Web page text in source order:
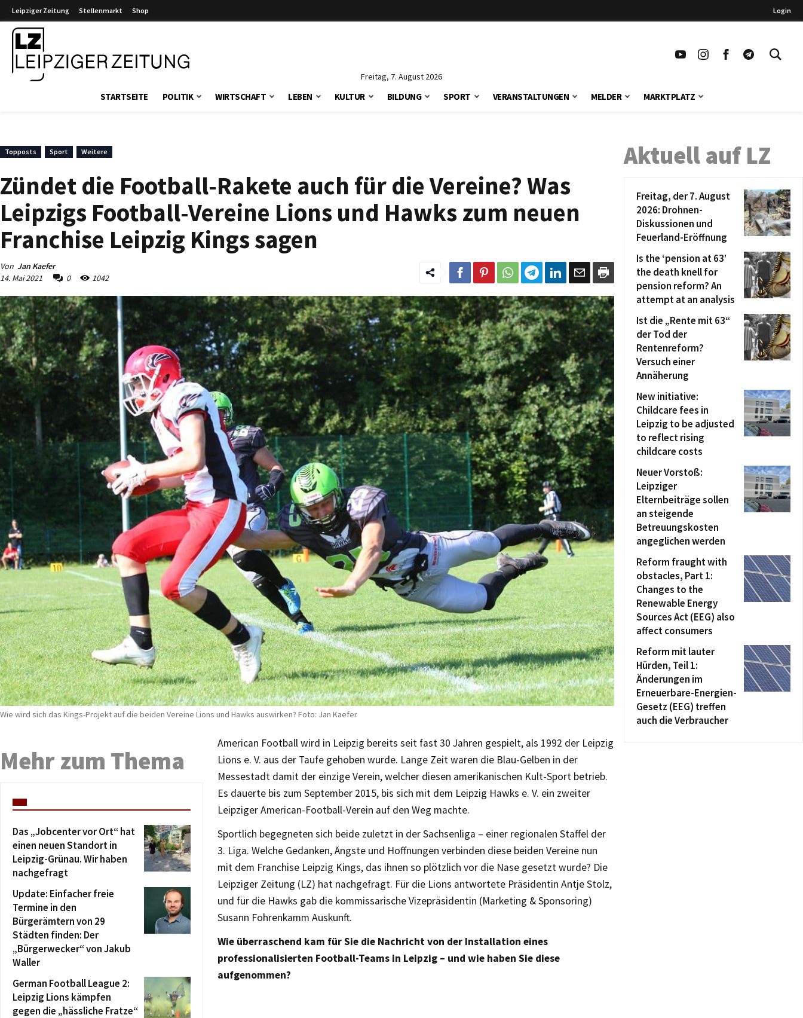
Leipziger Zeitung Stellenmarkt Shop Login
Freitag, 7. August 2026
STARTSEITE POLITIK WIRTSCHAFT LEBEN KULTUR BILDUNG SPORT VERANSTALTUNGEN MELDER MARKTPLATZ
Topposts Sport Weitere
Zündet die Football-Rakete auch für die Vereine? Was
Leipzigs Football-Vereine Lions und Hawks zum neuen
Franchise Leipzig Kings sagen
Von Jan Kaefer
14. Mai 2021
0 1042
Wie wird sich das Kings-Projekt auf die beiden Vereine Lions und Hawks auswirken? Foto: Jan Kaefer
American Football wird in Leipzig bereits seit fast 30 Jahren gespielt, als 1992 der Leipzig
Lions e. V. aus der Taufe gehoben wurde. Lange Zeit waren die Blau-Gelben in der
Messestadt damit der einzige Verein, welcher diesen amerikanischen Kult-Sport betrieb.
Es dauerte bis zum September 2015, bis sich mit dem Leipzig Hawks e. V. ein zweiter
Leipziger American-Football-Verein auf den Weg machte.
Sportlich begegneten sich beide zuletzt in der Sachsenliga – einer regionalen Staffel der
3. Liga. Welche Gedanken, Ängste und Hoffnungen verbinden diese beiden Vereine nun
mit dem Franchise Leipzig Kings, das ihnen so plötzlich vor die Nase gesetzt wurde? Die
Leipziger Zeitung (LZ) hat nachgefragt. Für die Lions antwortete Präsidentin Antje Stolz,
und für die Hawks gab die kommissarische Vizepräsidentin (Marketing & Sponsoring)
Susann Fohrenkamm Auskunft.
Wie überraschend kam für Sie die Nachricht von der Installation eines
professionalisierten Football-Teams in Leipzig – und wie haben Sie diese
aufgenommen?
Mehr zum Thema
Das „Jobcenter vor Ort“ hat
einen neuen Standort in
Leipzig-Grünau. Wir haben
nachgefragt
Update: Einfacher freie
Termine in den
Bürgerämtern von 29
Städten finden: Der
„Bürgerwecker“ von Jakub
Waller
German Football League 2:
Leipzig Lions kämpfen
gegen die „hässliche Fratze“
Aktuell auf LZ
Freitag, der 7. August
2026: Drohnen-
Diskussionen und
Feuerland-Eröffnung
Is the ‘pension at 63’
the death knell for
pension reform? An
attempt at an analysis
Ist die „Rente mit 63“
der Tod der
Rentenreform?
Versuch einer
Annäherung
New initiative:
Childcare fees in
Leipzig to be adjusted
to reflect rising
childcare costs
Neuer Vorstoß:
Leipziger
Elternbeiträge sollen
an steigende
Betreuungskosten
angeglichen werden
Reform fraught with
obstacles, Part 1:
Changes to the
Renewable Energy
Sources Act (EEG) also
affect consumers
Reform mit lauter
Hürden, Teil 1:
Änderungen im
Erneuerbare-Energien-
Gesetz (EEG) treffen
auch die Verbraucher